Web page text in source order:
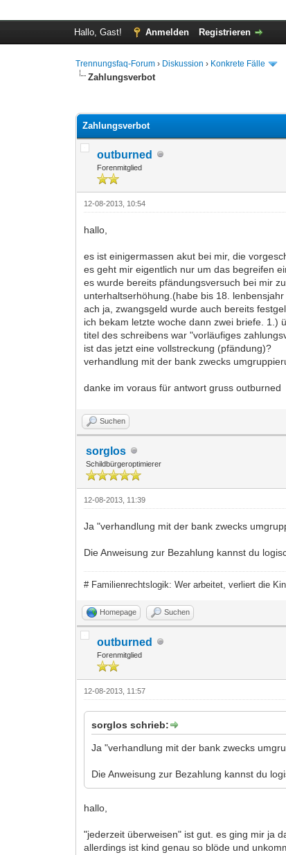
Hallo, Gast! Anmelden Registrieren
Trennungsfaq-Forum › Diskussion › Konkrete Fälle
Zahlungsverbot
Zahlungsverbot
outburned
Forenmitglied
12-08-2013, 10:54
hallo,
es ist einigermassen akut bei mir, die
es geht mir eigentlich nur um das begreifen
es wurde bereits pfändungsversuch bei mir
unterhaltserhöhung.(habe bis 18.
ach ja, zwangsgeld wurde auch bereits
ich bekam letzte woche dann zwei briefe. 1.)
titel des schreibens war "vorläufiges
ist das jetzt eine vollstreckung (pfändung)?
verhandlung mit der bank zwecks
danke im voraus für antwort gruss outburned
Suchen
sorglos
Schildbürgeroptimierer
12-08-2013, 11:39
Ja "verhandlung mit der bank zwecks
Die Anweisung zur Bezahlung kannst du
# Familienrechtslogik: Wer arbeitet, verliert die
Homepage Suchen
outburned
Forenmitglied
12-08-2013, 11:57
sorglos schrieb:
Ja "verhandlung mit der bank zwecks
Die Anweisung zur Bezahlung kannst du
hallo,
"jederzeit überweisen" ist gut. es ging mir ja
allerdings ist kind genau so blöde und